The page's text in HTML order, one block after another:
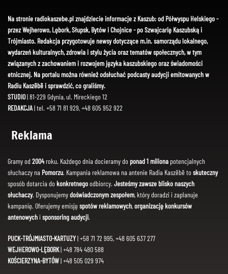
Na stronie radiokaszebe.pl znajdziecie informacje z Kaszub: od Półwyspu Helskiego -
przez Wejherowo, Lębork, Słupsk, Bytów i Chojnice - po Szwajcarię Kaszubską i
Trójmiasto. Redakcja przygotowuje newsy dotyczące m.in. samorządu lokalnego,
wydarzeń kulturalnych, zdrowia i stylu życia oraz tematów społecznych, w tym
związanych z zachowaniem i rozwojem języka kaszubskiego oraz świadomości
etnicznej. Na portalu można również odsłuchać podcasty audycji emitowanych w
Radiu Kaszëbë i sprawdzić, co graliśmy.
STUDIO| 81-229 Gdynia, ul. Mireckiego 12
REDAKCJA| tel. +58 71 81 929, +48 605 952 922
Reklama
Gramy od 2004roku. Każdego dnia docieramy do ponad 1 miliona potencjalnych
słuchaczy na Pomorzu. Kampania reklamowa na antenie Radia Kaszëbë toskuteczny
sposób dotarcia dokonkretnegoodbiorcy. Jesteśmy zawsze blisko naszych
słuchaczy. Dysponujemydoświadczonym zespołem, który doradzi i zaplanuje
kampanię. Oferujemy emisję spotów reklamowych,organizację konkursów
antenowychi sponsoring audycji.
PUCK-TRÓJMIASTO-KARTUZY| +58 71 72 995, +48 605 637 277
WEJHEROWO-LĘBORK| +48 784 480 588
KOŚCIERZYNA-BYTÓW| +48 505 029 974